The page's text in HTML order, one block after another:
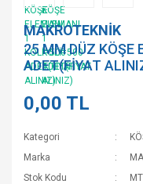
MAKROTEKNİK
25 MM DÜZ KÖŞE
ADET(FİYAT
0,00 TL
Kategori
Marka
Stok Kodu